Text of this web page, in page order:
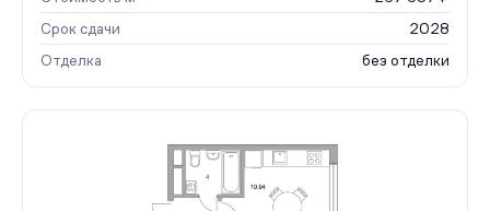
Срок сдачи
2028
Отделка
без отделки